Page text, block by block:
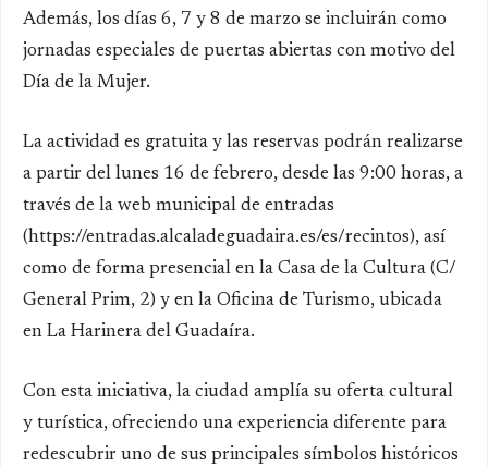
Además, los días 6, 7 y 8 de marzo se incluirán como
jornadas especiales de puertas abiertas con motivo del
Día de la Mujer.
La actividad es gratuita y las reservas podrán realizarse
a partir del lunes 16 de febrero, desde las 9:00 horas, a
través de la web municipal de entradas
(https://entradas.alcaladeguadaira.es/es/recintos), así
como de forma presencial en la Casa de la Cultura (C/
General Prim, 2) y en la Oficina de Turismo, ubicada
en La Harinera del Guadaíra.
Con esta iniciativa, la ciudad amplía su oferta cultural
y turística, ofreciendo una experiencia diferente para
redescubrir uno de sus principales símbolos históricos